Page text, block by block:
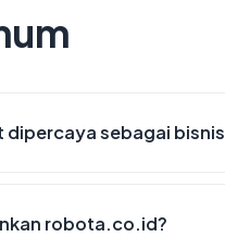
sebagai
robota.co.id?